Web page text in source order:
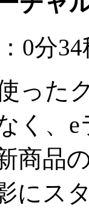
0分
った
く、
商品
にス